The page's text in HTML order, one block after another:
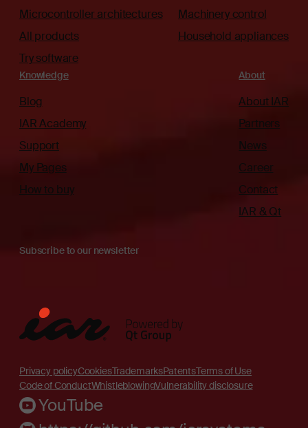
Microcontroller architectures
All products
Try software
Machinery control
Household appliances
Knowledge
Blog
IAR Academy
Support
My Pages
How to buy
About
About IAR
Partners
News
Career
Contact
IAR & Qt
Subscribe to our newsletter
Privacy policyCookiesTrademarksPatentsTerms of Use
Code of ConductWhistleblowingVulnerability disclosure
YouTube